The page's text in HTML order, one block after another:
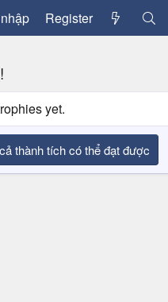
Register
yet.
thành tích có thể đạt được